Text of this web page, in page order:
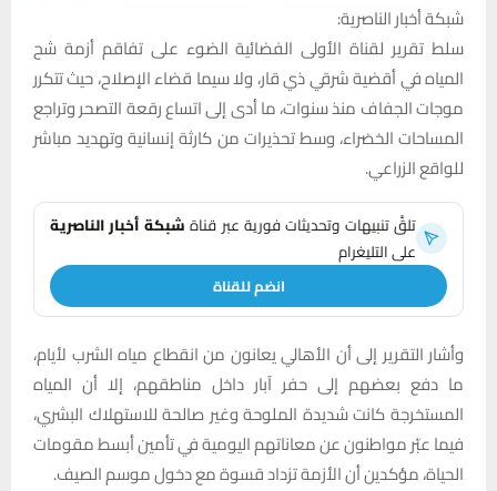
شبكة أخبار الناصرية:
سلط تقرير لقناة الأولى الفضائية الضوء على تفاقم أزمة شح
المياه في أقضية شرقي ذي قار، ولا سيما قضاء الإصلاح، حيث تتكرر
موجات الجفاف منذ سنوات، ما أدى إلى اتساع رقعة التصحر وتراجع
المساحات الخضراء، وسط تحذيرات من كارثة إنسانية وتهديد مباشر
للواقع الزراعي.
تلقَّ تنبيهات وتحديثات فورية عبر قناةشبكة أخبار الناصرية
على التليغرام
انضم للقناة
وأشار التقرير إلى أن الأهالي يعانون من انقطاع مياه الشرب لأيام،
ما دفع بعضهم إلى حفر آبار داخل مناطقهم، إلا أن المياه
المستخرجة كانت شديدة الملوحة وغير صالحة للاستهلاك البشري،
فيما عبّر مواطنون عن معاناتهم اليومية في تأمين أبسط مقومات
الحياة، مؤكدين أن الأزمة تزداد قسوة مع دخول موسم الصيف.